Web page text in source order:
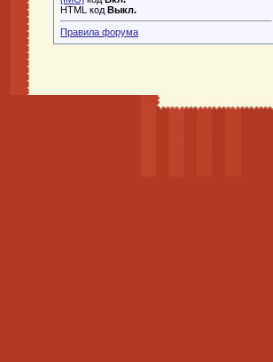
HTML код Выкл.
Правила форума